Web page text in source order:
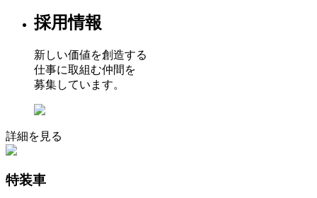
採用情報
新しい価値を創造する
仕事に取組む仲間を
募集しています。
詳細を見る
特装車